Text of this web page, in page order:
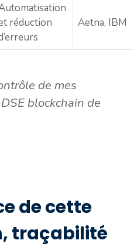
réduction
Aetna, IBM
de mes
blockchain de
de cette
traçabilité